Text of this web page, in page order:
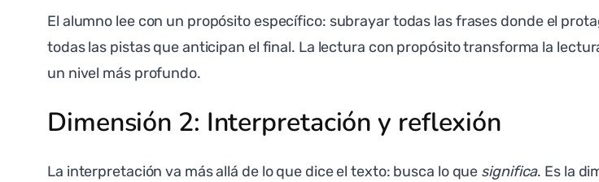
El alumno lee con un propósito específico: subrayar todas las frases donde el
todas las pistas que anticipan el final. La lectura con propósito transforma la
un nivel más profundo.
Dimensión 2: Interpretación y reflexión
La interpretación va más allá de lo que dice el texto: busca lo que significa. Es la